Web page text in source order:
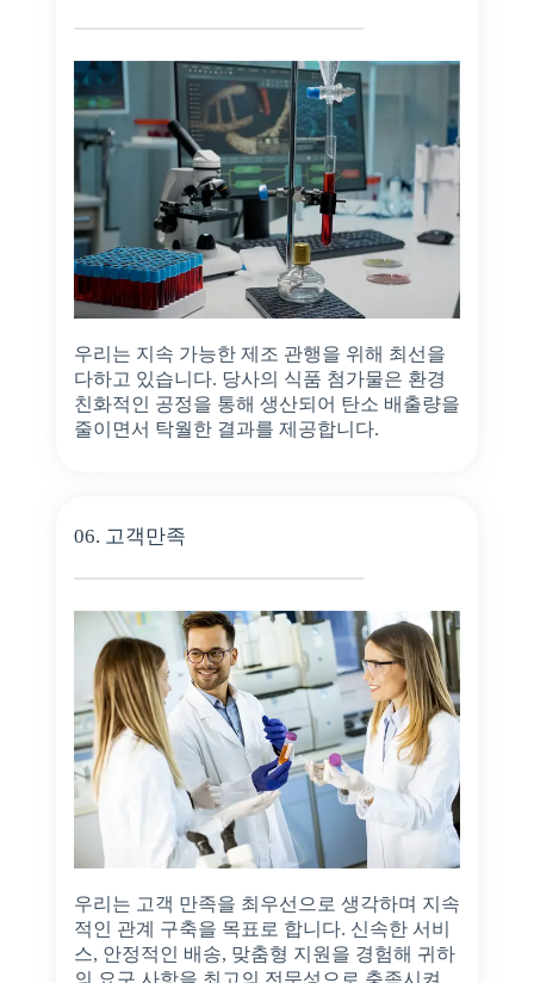
우리는 지속 가능한 제조 관행을 위해 최선을
다하고 있습니다. 당사의 식품 첨가물은 환경
친화적인 공정을 통해 생산되어 탄소 배출량을
줄이면서 탁월한 결과를 제공합니다.
06. 고객만족
우리는 고객 만족을 최우선으로 생각하며 지속
적인 관계 구축을 목표로 합니다. 신속한 서비
스, 안정적인 배송, 맞춤형 지원을 경험해 귀하